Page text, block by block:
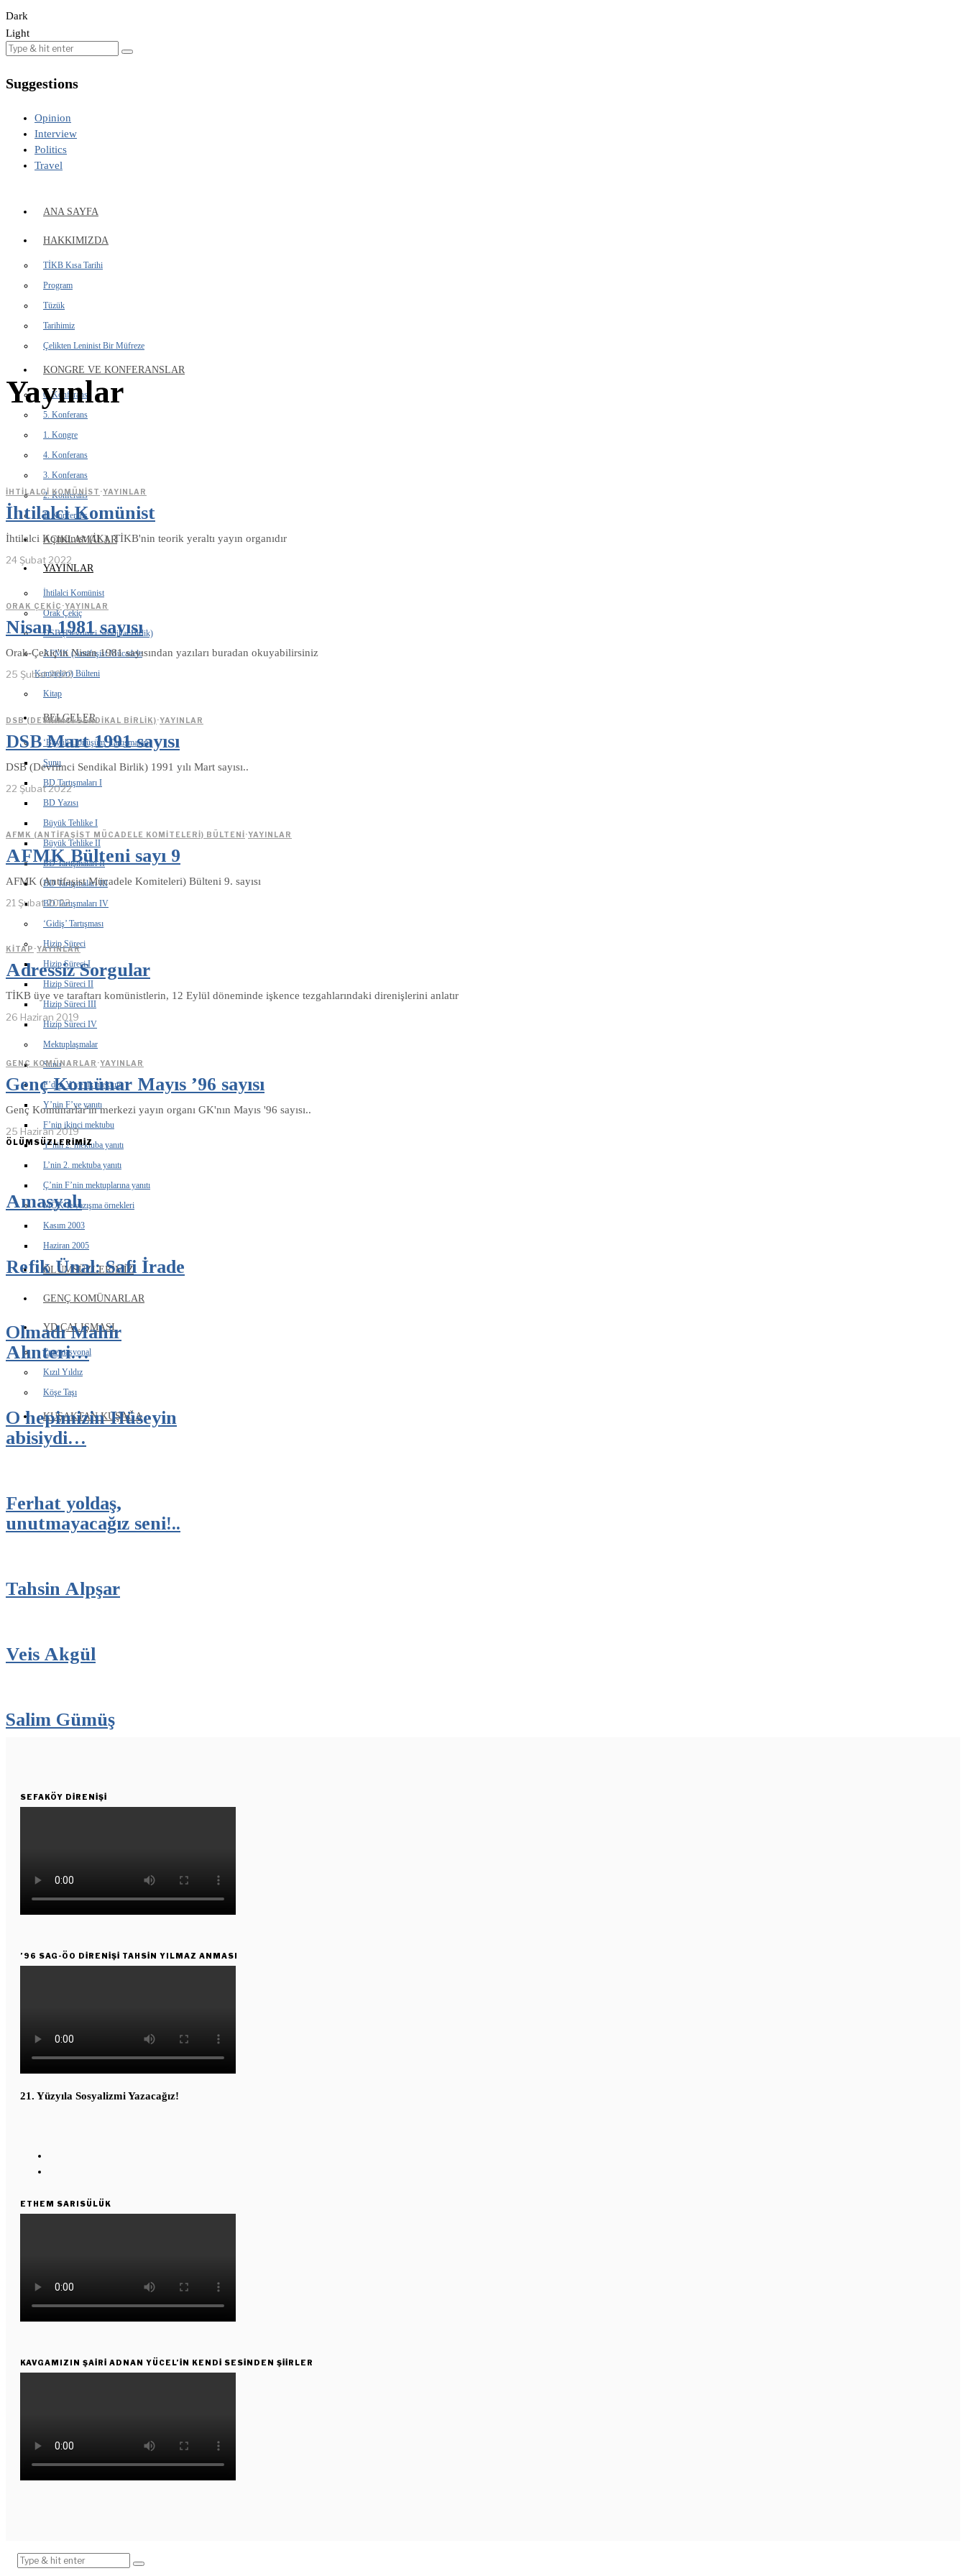
Dark
Light
Suggestions
Opinion
Interview
Politics
Travel
ANA SAYFA
HAKKIMIZDA
TİKB Kısa Tarihi
Program
Tüzük
Tarihimiz
Çelikten Leninist Bir Müfreze
KONGRE VE KONFERANSLAR
6. Konferans
5. Konferans
1. Kongre
4. Konferans
3. Konferans
2. Konferans
1. Konferans
AÇIKLAMALAR
YAYINLAR
İhtilalci Komünist
Orak Çekiç
DSB (Devrimci Sendikal Birlik)
AFMK (Antifaşist Mücadele
Komiteleri) Bülteni
Kitap
BELGELER
‘Büyük Dönüşüm’ Tartışmaları
Sunu
BD Tartışmaları I
BD Yazısı
Büyük Tehlike I
Büyük Tehlike II
BD Tartışmaları II
BD Tartışmaları III
BD Tartışmaları IV
‘Gidiş’ Tartışması
Hizip Süreci
Hizip Süreci I
Hizip Süreci II
Hizip Süreci III
Hizip Süreci IV
Mektuplaşmalar
Sunu
F’den Y’ye ilk mektup
Y’nin F’ye yanıtı
F’nin ikinci mektubu
Y’nin 2. mektuba yanıtı
L’nin 2. mektuba yanıtı
Ç’nin F’nin mektuplarına yanıtı
MÖK’le yazışma örnekleri
Kasım 2003
Haziran 2005
ÖLÜMSÜZLERIMIZ
GENÇ KOMÜNARLAR
YD ÇALIŞMASI
Enternasyonal
Kızıl Yıldız
Köşe Taşı
KUŞAKTAN KUŞAĞA
Yayınlar
İHTILALCI KOMÜNIST ·YAYINLAR
İhtilalci Komünist
İhtilalci Komünist (İK), TİKB'nin teorik yeraltı yayın organıdır
24 Şubat 2022
ORAK ÇEKIÇ ·YAYINLAR
Nisan 1981 sayısı
Orak-Çekiç'in Nisan 1981 sayısından yazıları buradan okuyabilirsiniz
25 Şubat 2022
DSB (DEVRIMCI SENDIKAL BIRLIK)·YAYINLAR
DSB Mart 1991 sayısı
DSB (Devrimci Sendikal Birlik) 1991 yılı Mart sayısı..
22 Şubat 2022
AFMK (ANTIFAŞIST MÜCADELE KOMITELERI) BÜLTENI·YAYINLAR
AFMK Bülteni sayı 9
AFMK (Antifaşist Mücadele Komiteleri) Bülteni 9. sayısı
21 Şubat 2022
KITAP ·YAYINLAR
Adressiz Sorgular
TİKB üye ve taraftarı komünistlerin, 12 Eylül döneminde işkence tezgahlarındaki direnişlerini anlatır
26 Haziran 2019
GENÇ KOMÜNARLAR ·YAYINLAR
Genç Komünar Mayıs ’96 sayısı
Genç Komünarlar'ın merkezi yayın organı GK'nın Mayıs '96 sayısı..
25 Haziran 2019
ÖLÜMSÜZLERİMİZ
Amasyalı
Refik Ünal: Safi İrade
Olmadı Mahir
Alınteri…
O hepimizin Hüseyin
abisiydi…
Ferhat yoldaş,
unutmayacağız seni!..
Tahsin Alpşar
Veis Akgül
Salim Gümüş
SEFAKÖY DIRENIŞI
’96 SAG-ÖO DİRENİŞİ TAHSİN YILMAZ ANMASI
21. Yüzyıla Sosyalizmi Yazacağız!
ETHEM SARISÜLÜK
KAVGAMIZIN ŞAIRI ADNAN YÜCEL’IN KENDI SESINDEN ŞIIRLER